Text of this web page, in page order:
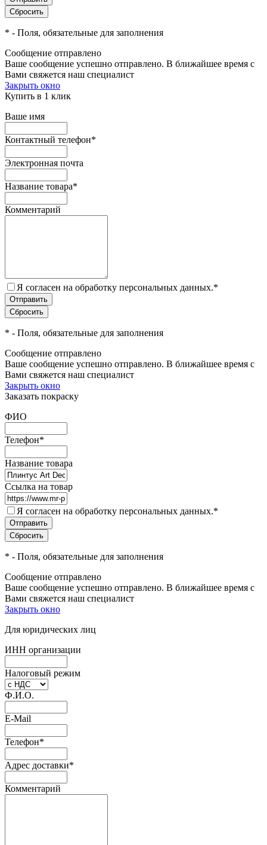
* - Поля, обязательные для заполнения
Сообщение отправлено
Ваше сообщение успешно отправлено. В ближайшее время с
Вами свяжется наш специалист
Закрыть окно
Купить в 1 клик
Ваше имя
Контактный телефон*
Электронная почта
Название товара*
Комментарий
Я согласен на обработку персональных данных.*
* - Поля, обязательные для заполнения
Сообщение отправлено
Ваше сообщение успешно отправлено. В ближайшее время с
Вами свяжется наш специалист
Закрыть окно
Заказать покраску
ФИО
Телефон*
Название товара
Ссылка на товар
Я согласен на обработку персональных данных.*
* - Поля, обязательные для заполнения
Сообщение отправлено
Ваше сообщение успешно отправлено. В ближайшее время с
Вами свяжется наш специалист
Закрыть окно
Для юридических лиц
ИНН организации
Налоговый режим
Ф.И.О.
E-Mail
Телефон*
Адрес доставки*
Комментарий